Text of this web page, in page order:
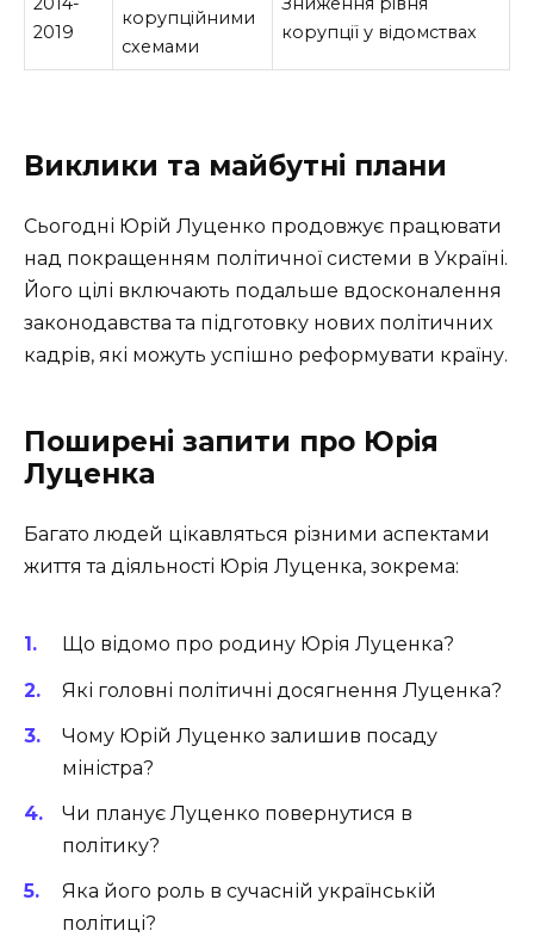
2019
корупційними
схемами
корупції у відомствах
Виклики та майбутні плани
Сьогодні Юрій Луценко продовжує працювати
над покращенням політичної системи в Україні.
Його цілі включають подальше вдосконалення
законодавства та підготовку нових політичних
кадрів, які можуть успішно реформувати країну.
Поширені запити про Юрія
Луценка
Багато людей цікавляться різними аспектами
життя та діяльності Юрія Луценка, зокрема:
Що відомо про родину Юрія Луценка?
Які головні політичні досягнення Луценка?
Чому Юрій Луценко залишив посаду
міністра?
Чи планує Луценко повернутися в
політику?
Яка його роль в сучасній українській
політиці?